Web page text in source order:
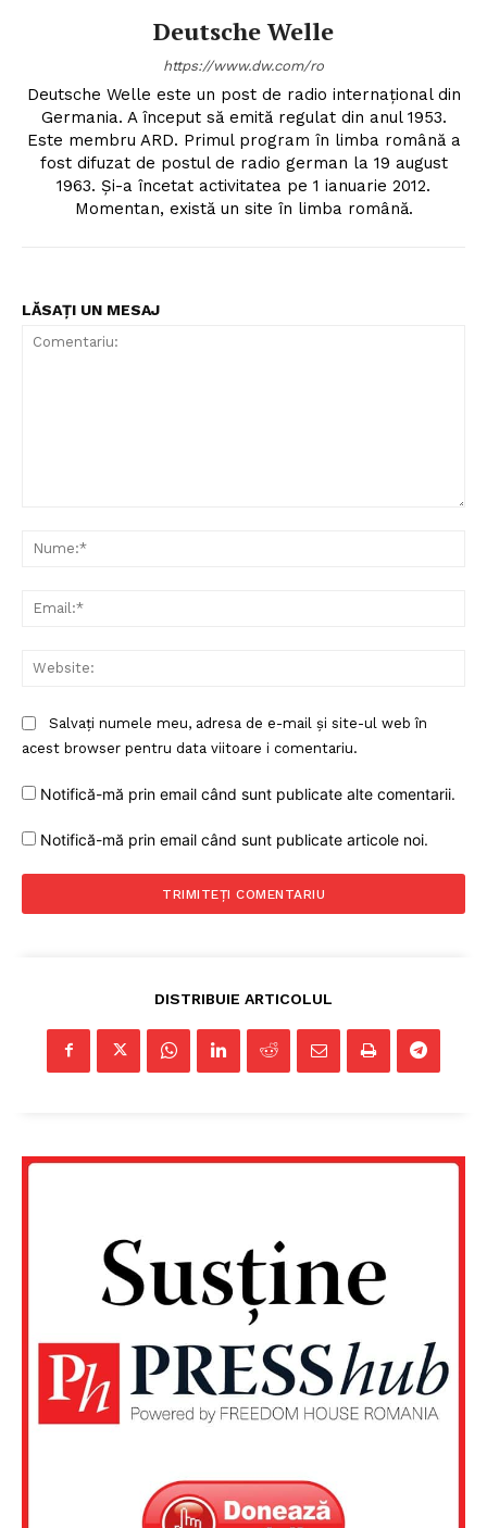
Un proiect
FREEDOM HOUSE ROMÂNIA
Deutsche Welle
https://www.dw.com/ro
Deutsche Welle este un post de radio internațional din
Germania. A început să emită regulat din anul 1953.
Este membru ARD. Primul program în limba română a
fost difuzat de postul de radio german la 19 august
1963. Și-a încetat activitatea pe 1 ianuarie 2012.
Momentan, există un site în limba română.
LĂSAȚI UN MESAJ
Salvați numele meu, adresa de e-mail și site-ul web în
acest browser pentru data viitoare i comentariu.
Notifică-mă prin email când sunt publicate alte comentarii.
Notifică-mă prin email când sunt publicate articole noi.
DISTRIBUIE ARTICOLUL